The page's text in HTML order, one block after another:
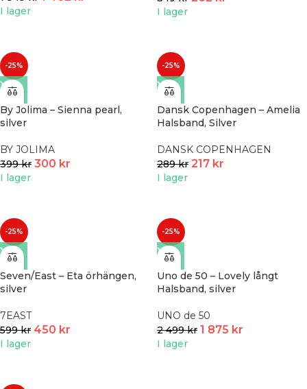
I lager I lager
-25%
By Jolima – Sienna pearl,
silver
BY JOLIMA
399kr 300 kr
I lager
-25%
Dansk Copenhagen – Amelia
Halsband, Silver
DANSK COPENHAGEN
289kr 217 kr
I lager
-25%
Seven/East – Eta örhängen,
silver
7EAST
599kr 450 kr
I lager
-25%
Uno de 50 – Lovely långt
Halsband, silver
UNO de 50
2 499kr 1 875 kr
I lager